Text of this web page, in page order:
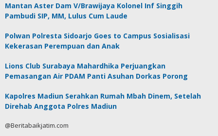
Mantan Aster Dam V/Brawijaya Kolonel Inf Singgih
Pambudi SIP, MM, Lulus Cum Laude
Polwan Polresta Sidoarjo Goes to Campus Sosialisasi
Kekerasan Perempuan dan Anak
Lions Club Surabaya Mahardhika Perjuangkan
Pemasangan Air PDAM Panti Asuhan Dorkas Porong
Kapolres Madiun Serahkan Rumah Mbah Dinem, Setelah
Direhab Anggota Polres Madiun
@Beritabaikjatim.com